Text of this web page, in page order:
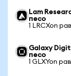
Lam
песо
1 LRCXon
Galaxy
песо
1 GLXYon